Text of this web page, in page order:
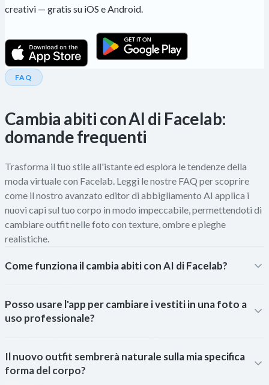
creativi — gratis su iOS e Android.
FAQ
Cambia abiti con AI di Facelab:
domande frequenti
Trasforma il tuo stile all'istante ed esplora le tendenze della
moda virtuale con Facelab. Leggi le nostre FAQ per scoprire
come il nostro avanzato editor di abbigliamento AI applica i
nuovi capi sul tuo corpo in modo impeccabile, permettendoti di
cambiare outfit nelle foto con texture, ombre e pieghe
realistiche.
Come funziona il cambia abiti con AI di Facelab?
Posso usare l'app per cambiare i vestiti in una foto a
uso professionale?
Il nuovo outfit sembrerà naturale sulla mia specifica
forma del corpo?